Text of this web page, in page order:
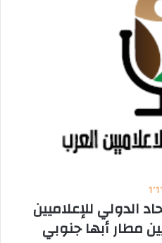
الدولي للإعلاميين
مطار أبها جنوبي